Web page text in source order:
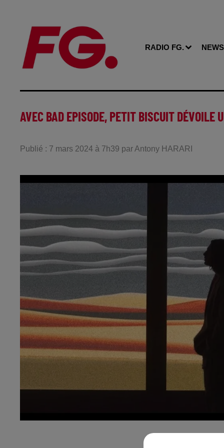
RADIO FG. NEWS
AVEC BAD EPISODE, PETIT BISCUIT DÉVOILE
Publié : 7 mars 2024 à 7h39 par Antony HARARI